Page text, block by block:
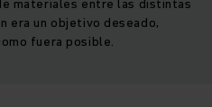
materiales entre las distintas
era un objetivo deseado,
fuera posible.